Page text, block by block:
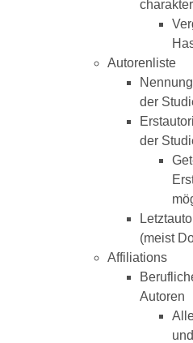
Autorenliste
der
der
(meist
Affiliations
Autoren